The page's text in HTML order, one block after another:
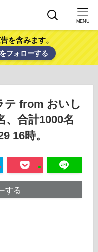
MENU
を含みます。
フォローする
テ from おいし
、合計1000名
16時。
する